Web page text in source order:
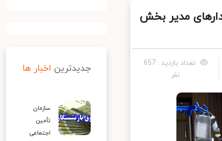
مدیر بخش
تعداد بازدید : 657
نفر
جدیدترین اخبار ها
سازمان
تأمین
اجتماعی